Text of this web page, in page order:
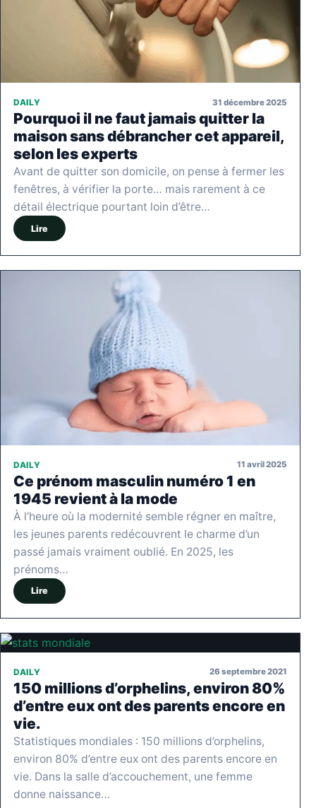
DAILY 31 décembre 2025
Pourquoi il ne faut jamais quitter la
maison sans débrancher cet appareil,
selon les experts
Avant de quitter son domicile, on pense à fermer les
fenêtres, à vérifier la porte… mais rarement à ce
détail électrique pourtant loin d’être…
Lire
DAILY 11 avril 2025
Ce prénom masculin numéro 1 en
1945 revient à la mode
À l’heure où la modernité semble régner en maître,
les jeunes parents redécouvrent le charme d’un
passé jamais vraiment oublié. En 2025, les
prénoms…
Lire
DAILY 26 septembre 2021
150 millions d’orphelins, environ 80%
d’entre eux ont des parents encore en
vie.
Statistiques mondiales : 150 millions d’orphelins,
environ 80% d’entre eux ont des parents encore en
vie. Dans la salle d’accouchement, une femme
donne naissance…